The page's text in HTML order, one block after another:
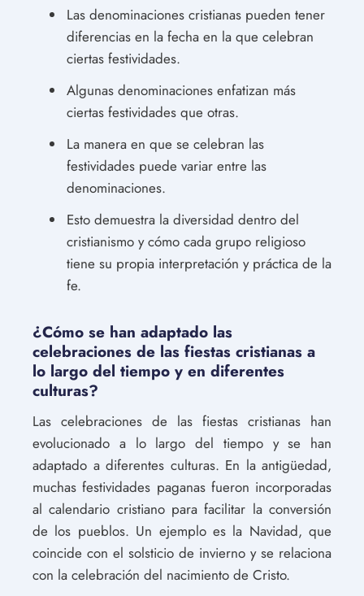
Las denominaciones cristianas pueden tener
diferencias en la fecha en la que celebran
ciertas festividades.
Algunas denominaciones enfatizan más
ciertas festividades que otras.
La manera en que se celebran las
festividades puede variar entre las
denominaciones.
Esto demuestra la diversidad dentro del
cristianismo y cómo cada grupo religioso
tiene su propia interpretación y práctica de la
fe.
¿Cómo se han adaptado las
celebraciones de las fiestas cristianas a
lo largo del tiempo y en diferentes
culturas?
Las celebraciones de las fiestas cristianas han
evolucionado a lo largo del tiempo y se han
adaptado a diferentes culturas. En la antigüedad,
muchas festividades paganas fueron incorporadas
al calendario cristiano para facilitar la conversión
de los pueblos. Un ejemplo es la Navidad, que
coincide con el solsticio de invierno y se relaciona
con la celebración del nacimiento de Cristo.